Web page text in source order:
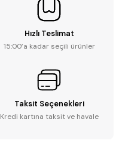
Hızlı Teslimat
15:00’a kadar seçili ürünler
Taksit Seçenekleri
Kredi kartına taksit ve havale